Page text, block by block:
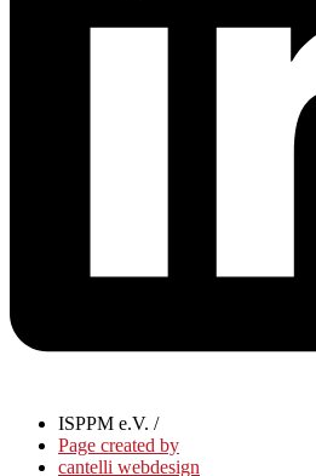
ISPPM e.V. /
Page created by
cantelli webdesign